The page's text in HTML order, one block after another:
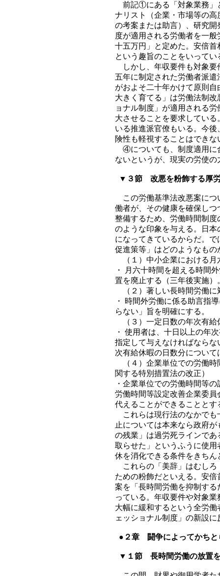
前記①にある「対象業務」
ナリスト（企業・市場等の
の考案または助言）、研究
度が適用される労働者を一
十五万円」と定めた。安倍
という趣旨のことをいってい
しかし、年収要件も対象要
五年に制定された労働者派
がおよそ二十年かけて原則
大きく育てる」は労働法制
ョナル制度」が適用される
大させることを要求してい
いる推進派官僚もいる。今
険性も軽視することはできな
④についても、制度適用に
ないというが、現実の労使
▼３節 改悪を粉飾する厚
この労働基準法改悪案につ
働者が、その健康を確保し
整備するため、労働時間制
のような印象を与える。日
になってきているからだ。
促進策等」はどのようなも
（１）中小企業における月
・ 月六十時間を超える時間
置を廃止する（三年後実施）
（２）著しい長時間労働に
・ 時間外労働に係る助言指
らない」旨を明確にする。
（３）一定日数の年次有給
・ 使用者は、十日以上の年
指定して与えなければなら
次有給休暇の日数分につい
（４）企業単位での労働時
関する特別措置法の改正）
・企業単位での労働時間等
労働時間等設定改善企業委
代えることができることとす
これらは現行法のなかでも
止については本来なら政府
の残業」は過労死ラインで
取らせた」というふうに使
休を消化できる条件をきち
これらの「美辞」はむしろ
ための粉飾だといえる。安
案を「長時間労働を抑制す
っている。年収要件や対象
大幅に緩和するという全労
ェッショナル制度」の新設
●２章 闘争によってかちと
▼１節 長時間労働の放置